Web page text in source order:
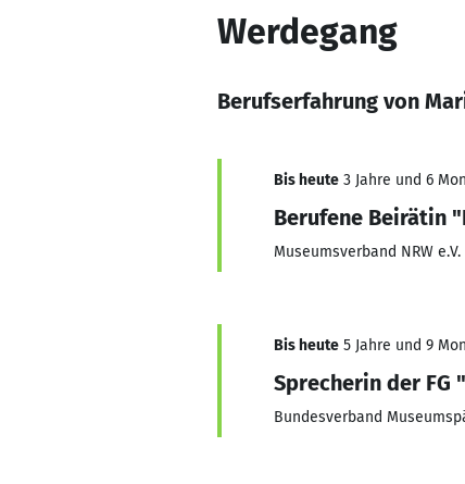
Werdegang
Berufserfahrung von
Bis heute 3 Jahre und 6
Berufene Beirätin
Museumsverband NRW e.V.
Bis heute 5 Jahre und 9
Sprecherin der
Bundesverband